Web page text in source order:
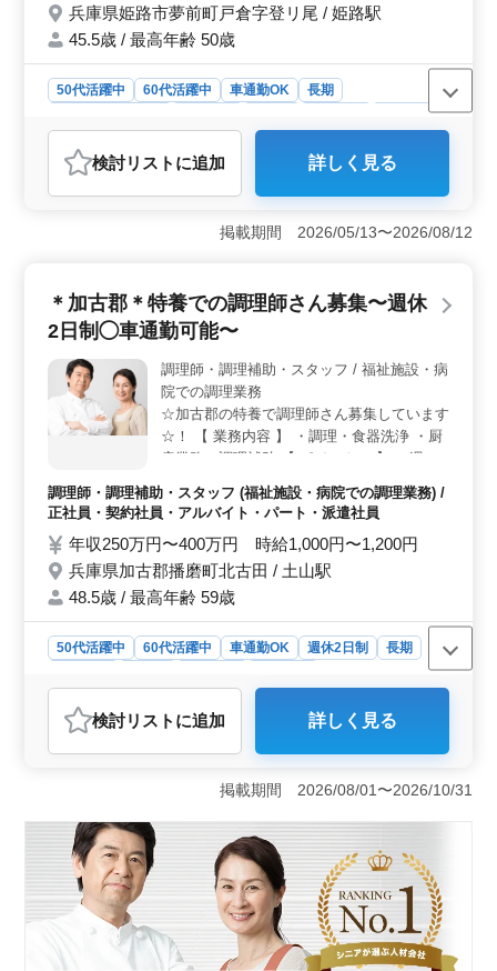
きた経験を若手に教えていきませんか？ ブ
ランクのある方もご応募可能！ まずお気軽
兵庫県姫路市夢前町戸倉字登リ尾 / 姫路駅
45.5歳 / 最高年齢 50歳
50代活躍中 60代活躍中 車通勤OK
長期
派遣社員
調理師・調理補助・スタッフ
おすすめポイント
＜中高年の活躍＞ この福祉施設では50代、60代が活躍
中で、中高年層がご経験を活かして活躍できる環境で
す。長年の調理経験を持つ方におすすめの求人で
ルに合わせた働き方が選べ、ワークライフバランスを保
ちやすい環境が整っています。 ＜通勤の利便性＞
域によっては公共交通機関の利用が難しい方にとっても
アクセスしやすい職場です。
検討リスト に追加 詳しく見る
掲載期間 2026/05/13〜2026/08/12
＊加古郡＊特養での調理師さん募集〜週休
2日制◯車通勤可能〜
調理師・調理補助・スタッフ / 福祉施設・病
院での調理業務
☆加古郡の特養で調理師さん募集しています
☆！ 【 業務内容 】 ・調理・食器洗浄 ・厨
房業務・調理補助 【 ポイント！ 】 ・週休2
実績あり ブランクのある方もご応募可
能！！ まずはお問い合わせください♪
調理師・調理補助・スタッフ (福祉施設・病院での調理業務) /
正社員・契約社員・アルバイト・パート・派遣社員
年収250万円〜400万円 時給1,000円〜1,200円
兵庫県加古郡播磨町北古田 / 土山駅
48.5歳 / 最高年齢 59歳
50代活躍中 60代活躍中 車通勤OK 週休2日制
長期
調理師・調理補助・スタッフ
おすすめポイント
＜経験者歓迎＞ 調理経験3年以上を求めており、ブラン
クのある方も応募可能です。 50代や60代も活躍中。幅
広い年齢層の方が安心して働けます。幅広い経験を活か
せるチャンス！ ＜車通勤OK＞ 施設は土山駅から通
勤便利で、車通勤も可能。通勤ストレスを軽減できま
す。 ＜週休2日制＞ 週休2日制で、プライベートの
充実も図れます。仕事と生活のバランスが取りやすい環
境です。福利厚生面も充実しております。
検討リスト に追加 詳しく見る
掲載期間 2026/08/01〜2026/10/31